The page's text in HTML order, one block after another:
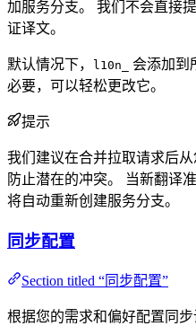
加服务分支。 我们不会直接
证译文。
默认情况下， l10n_
会添加到
必要，可以轻松更改它。
提示
我们建议在合并拉取请求后
防止潜在的冲突。 当新翻译
将自动重新创建服务分支。
同步配置
Section titled “同步配置”
根据您的需求和偏好配置同步